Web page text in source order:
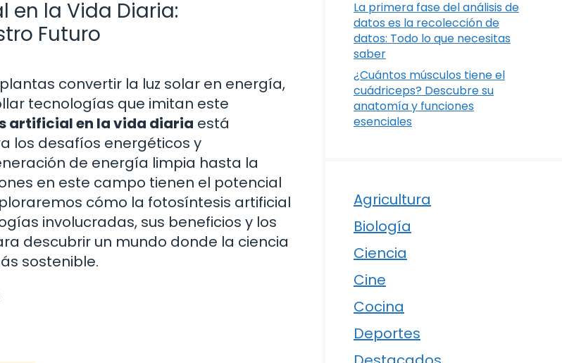
en la Vida Diaria:
Futuro
convertir la luz solar en energía,
tecnologías que imitan este
artificial en la vida diaria está
los desafíos energéticos y
de energía limpia hasta la
en este campo tienen el potencial
cómo la fotosíntesis artificial
involucradas, sus beneficios y los
descubrir un mundo donde la ciencia
sostenible.
La primera fase del análisis de
datos es la recolección de
datos: Todo lo que necesitas
saber
¿Cuántos músculos tiene el
cuádriceps? Descubre su
anatomía y funciones
esenciales
Agricultura
Biología
Ciencia
Cine
Cocina
Deportes